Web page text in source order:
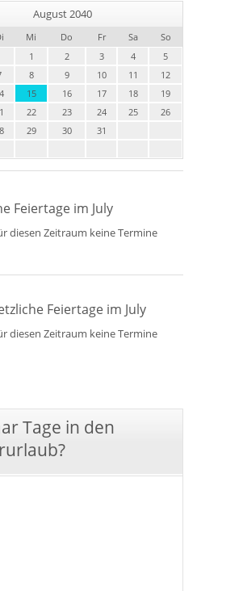
August 2040
Mi Do Fr Sa
So
1
2 3 4
5
8 9 10 11
12
15 16 17 18
19
22 23 24 25
26
29 30 31
Feiertage im July
diesen Zeitraum keine Termine
Feiertage im July
diesen Zeitraum keine Termine
Tage in den